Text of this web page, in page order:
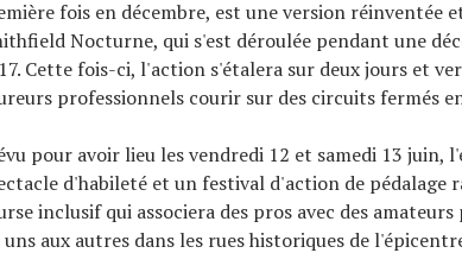
fois en décembre, est une version réinventée
Nocturne, qui s'est déroulée pendant une
Cette fois-ci, l'action s'étalera sur deux jours et
professionnels courir sur des circuits fermés
pour avoir lieu les vendredi 12 et samedi 13 juin,
d'habileté et un festival d'action de pédalage
inclusif qui associera des pros avec des
uns aux autres dans les rues historiques de